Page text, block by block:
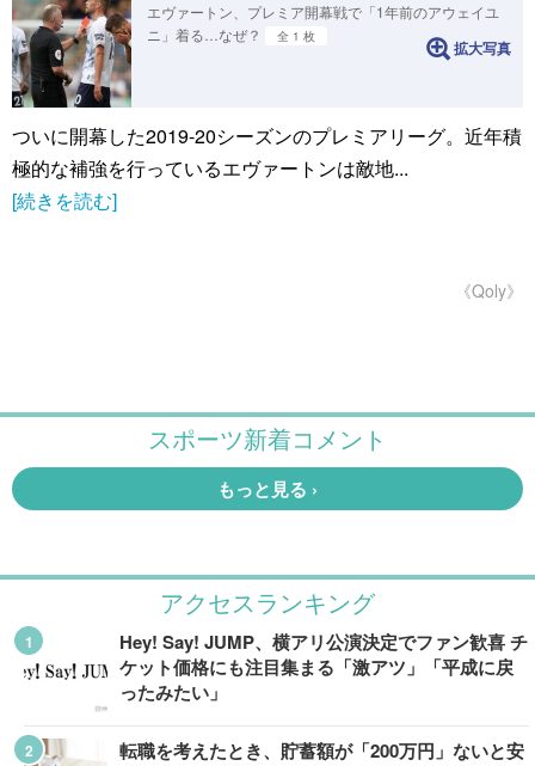
エヴァートン、プレミア開幕戦で「1年前のアウェイユ
ニ」着る…なぜ？
全 1 枚
拡大写真
ついに開幕した2019-20シーズンのプレミアリーグ。近年積
極的な補強を行っているエヴァートンは敵地...
[続きを読む]
《Qoly》
アクセスランキング
Hey! Say! JUMP、横アリ公演決定でファン歓喜 チ
ケット価格にも注目集まる「激アツ」「平成に戻
ったみたい」
転職を考えたとき、貯蓄額が「200万円」ないと安